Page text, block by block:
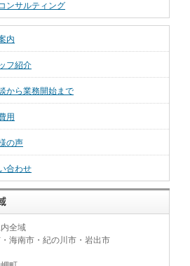
26日
名勝・重要文化財～
ンサルティング
内
フ紹介
から業務開始まで
用
の声
合わせ
全域
海南市・紀の川市・岩出市